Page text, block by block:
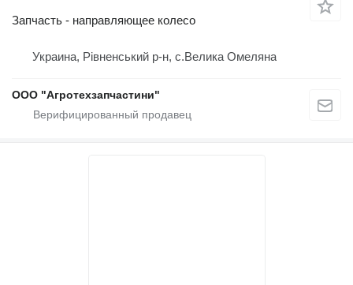
Запчасть - направляющее колесо
Украина, Рівненський р-н, с.Велика Омеляна
ООО "Агротехзапчастини"